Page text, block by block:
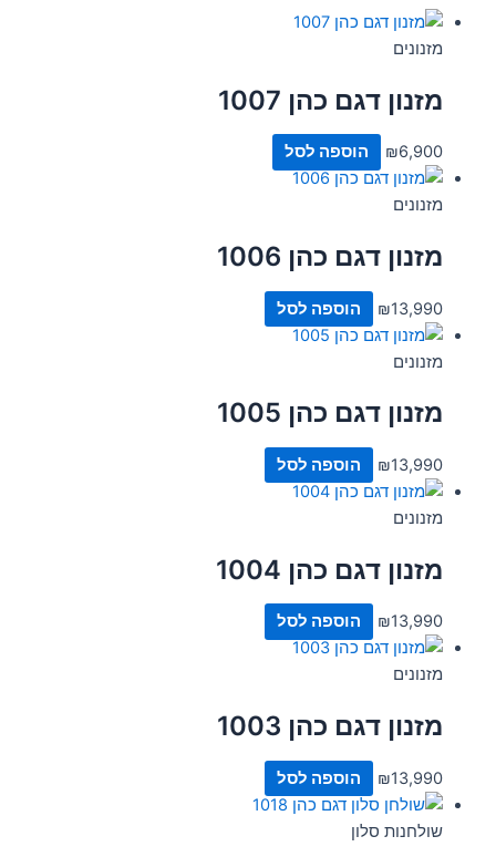
מזנונים
מזנון דגם כהן 1007
₪6,900 הוספה לסל
מזנונים
מזנון דגם כהן 1006
₪13,990 הוספה לסל
מזנונים
מזנון דגם כהן 1005
₪13,990 הוספה לסל
מזנונים
מזנון דגם כהן 1004
₪13,990 הוספה לסל
מזנונים
מזנון דגם כהן 1003
₪13,990 הוספה לסל
שולחנות סלון